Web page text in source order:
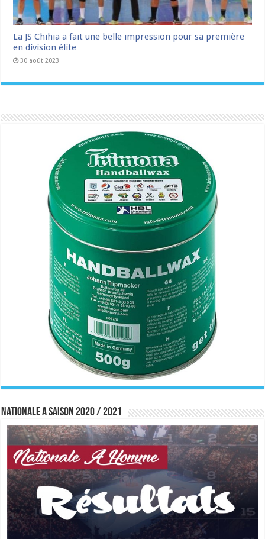
La JS Chihia a fait une belle impression pour sa première
en division élite
30 août 2023
Nationale A saison 2020 / 2021